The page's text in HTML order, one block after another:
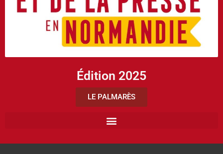
Édition 2025
LE PALMARÈS